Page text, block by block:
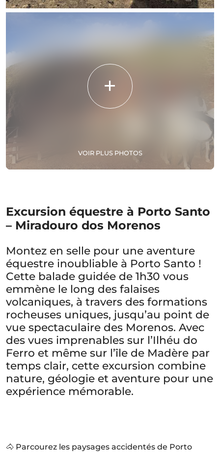
VOIR PLUS PHOTOS
Excursion équestre à Porto Santo
– Miradouro dos Morenos
Montez en selle pour une aventure
équestre inoubliable à Porto Santo !
Cette balade guidée de 1h30 vous
emmène le long des falaises
volcaniques, à travers des formations
rocheuses uniques, jusqu’au point de
vue spectaculaire des Morenos. Avec
des vues imprenables sur l’Ilhéu do
Ferro et même sur l’île de Madère par
temps clair, cette excursion combine
nature, géologie et aventure pour une
expérience mémorable.
🐴 Parcourez les paysages accidentés de Porto